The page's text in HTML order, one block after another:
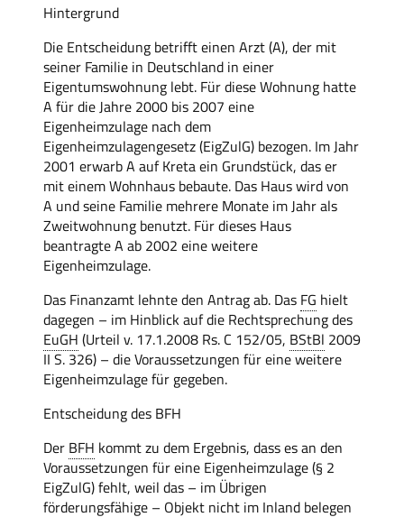
Hintergrund
Die Entscheidung betrifft einen Arzt (A), der mit
seiner Familie in Deutschland in einer
Eigentumswohnung lebt. Für diese Wohnung hatte
A für die Jahre 2000 bis 2007 eine
Eigenheimzulage nach dem
Eigenheimzulagengesetz (EigZulG) bezogen. Im Jahr
2001 erwarb A auf Kreta ein Grundstück, das er
mit einem Wohnhaus bebaute. Das Haus wird von
A und seine Familie mehrere Monate im Jahr als
Zweitwohnung benutzt. Für dieses Haus
beantragte A ab 2002 eine weitere
Eigenheimzulage.
Das Finanzamt lehnte den Antrag ab. Das FG hielt
dagegen – im Hinblick auf die Rechtsprechung des
EuGH (Urteil v. 17.1.2008 Rs. C 152/05, BStBl 2009
II S. 326) – die Voraussetzungen für eine weitere
Eigenheimzulage für gegeben.
Entscheidung des BFH
Der BFH kommt zu dem Ergebnis, dass es an den
Voraussetzungen für eine Eigenheimzulage (§ 2
EigZulG) fehlt, weil das – im Übrigen
förderungsfähige – Objekt nicht im Inland belegen